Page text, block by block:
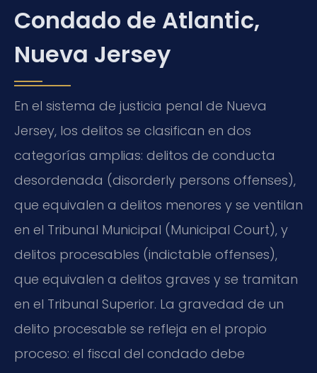
Condado de Atlantic,
Nueva Jersey
En el sistema de justicia penal de Nueva
Jersey, los delitos se clasifican en dos
categorías amplias: delitos de conducta
desordenada (disorderly persons offenses),
que equivalen a delitos menores y se ventilan
en el Tribunal Municipal (Municipal Court), y
delitos procesables (indictable offenses),
que equivalen a delitos graves y se tramitan
en el Tribunal Superior. La gravedad de un
delito procesable se refleja en el propio
proceso: el fiscal del condado debe